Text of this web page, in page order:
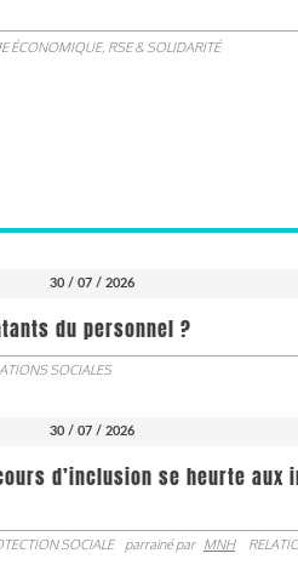
ÉCONOMIQUE, RSE & SOLIDARITÉ
30 / 07 / 2026
du personnel ?
SOCIALES
30 / 07 / 2026
d’inclusion se heurte aux
SOCIALE parrainé par MNH